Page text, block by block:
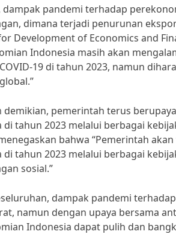
dampak pandemi terhadap
dimana terjadi penurunan
Development of Economics and
Indonesia masih akan
19 di tahun 2023, namun
demikian, pemerintah terus
di tahun 2023 melalui berbagai
bahwa “Pemerintah
di tahun 2023 melalui berbagai
sosial.”
dampak pandemi
namun dengan upaya bersama
Indonesia dapat pulih dan